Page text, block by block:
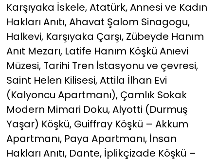
Karşıyaka İskele, Atatürk, Annesi ve Kadın
Hakları Anıtı, Ahavat Şalom Sinagogu,
Halkevi, Karşıyaka Çarşı, Zübeyde Hanım
Anıt Mezarı, Latife Hanım Köşkü Anıevi
Müzesi, Tarihi Tren İstasyonu ve çevresi,
Saint Helen Kilisesi, Attila İlhan Evi
(Kalyoncu Apartmanı), Çamlık Sokak
Modern Mimari Doku, Alyotti (Durmuş
Yaşar) Köşkü, Guiffray Köşkü – Akkum
Apartmanı, Paya Apartmanı, İnsan
Hakları Anıtı, Dante, İplikçizade Köşkü –